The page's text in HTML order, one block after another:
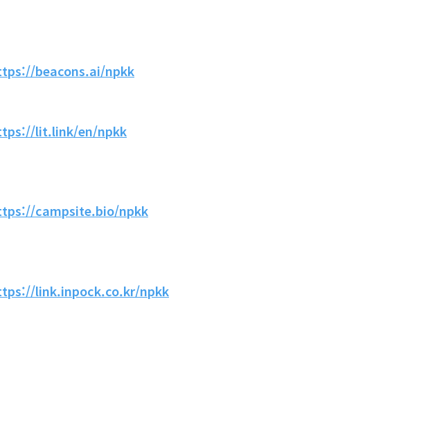
beacons.ai/npkk
lit.link/en/npkk
campsite.bio/npkk
link.inpock.co.kr/npkk